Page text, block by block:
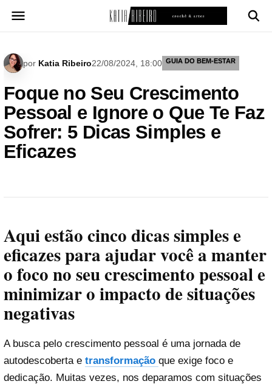
para
por Katia Ribeiro22/08/2024, 18:00 GUIA DO BEM-ESTAR
Foque no Seu Crescimento
Pessoal e Ignore o Que Te Faz
Sofrer: 5 Dicas Simples e
Eficazes
Aqui estão cinco dicas simples e
eficazes para ajudar você a manter
o foco no seu crescimento pessoal e
minimizar o impacto de situações
negativas
A busca pelo crescimento pessoal é uma jornada de
autodescoberta e transformação que exige foco e
dedicação. Muitas vezes, nos deparamos com situações